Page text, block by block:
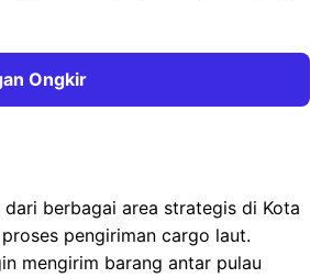
Ongkir
berbagai area strategis di Kota
pengiriman cargo laut.
mengirim barang antar pulau